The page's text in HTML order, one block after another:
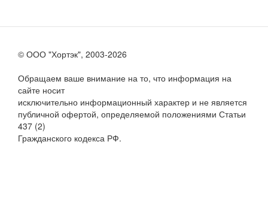
© ООО "Хортэк", 2003-2026
Обращаем ваше внимание на то, что информация на
сайте носит
исключительно информационный характер и не является
публичной офертой, определяемой положениями Статьи
437 (2)
Гражданского кодекса РФ.